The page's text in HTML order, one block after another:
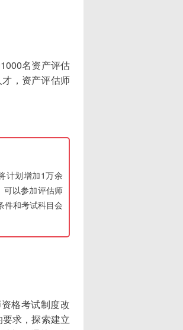
名资产评估
，资产评估师
计划增加1万余
可以参加评估师
件和考试科目会
格考试制度改
求，探索建立